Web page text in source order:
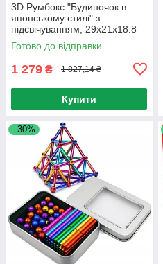
3D Румбокс "Будиночок в
японському стилі" з
підсвічуванням, 29х21х18.8
см / 3D Інтер'єрний
конструктор / 3D-конструктор-
Готово до відправки
1 279 ₴ 1 827,14 ₴
Купити
–30%